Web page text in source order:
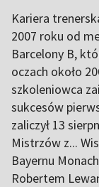
Kariera
2007 roku od
Barcelony B,
oczach około
szkoleniowca
sukcesów
zaliczył 13
Mistrzów z...
Bayernu
Robertem